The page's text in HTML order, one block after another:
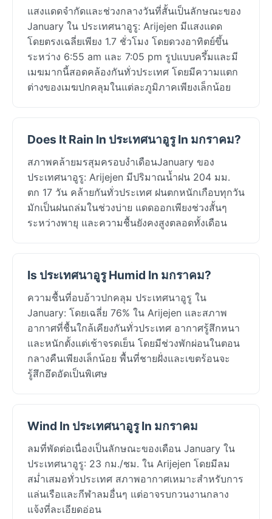
แสงแดดจำกัดและช่วงกลางวันที่สั้นเป็นลักษณะของ
January ใน ประเทศนาอูรู: Arijejen มีแสงแดด
โดยตรงเฉลี่ยเพียง 1.7 ชั่วโมง โดยดวงอาทิตย์ขึ้น
ระหว่าง 6:55 am และ 7:05 pm รูปแบบครึ้มและมี
เมฆมากนี้สอดคล้องกันทั่วประเทศ โดยมีความแตก
ต่างของเมฆปกคลุมในแต่ละภูมิภาคเพียงเล็กน้อย
Does It Rain In ประเทศนาอูรู In มกราคม?
สภาพคล้ายมรสุมครอบงำเดือนJanuary ของ
ประเทศนาอูรู: Arijejen มีปริมาณน้ำฝน 204 มม.
ตก 17 วัน คล้ายกันทั่วประเทศ ฝนตกหนักเกือบทุกวัน
มักเป็นฝนถล่มในช่วงบ่าย แดดออกเพียงช่วงสั้นๆ
ระหว่างพายุ และความชื้นยังคงสูงตลอดทั้งเดือน
Is ประเทศนาอูรู Humid In มกราคม?
ความชื้นที่อบอ้าวปกคลุม ประเทศนาอูรู ใน
January: โดยเฉลี่ย 76% ใน Arijejen และสภาพ
อากาศที่ชื้นใกล้เคียงกันทั่วประเทศ อากาศรู้สึกหนา
และหนักตั้งแต่เช้าจรดเย็น โดยมีช่วงพักผ่อนในตอน
กลางคืนเพียงเล็กน้อย พื้นที่ชายฝั่งและเขตร้อนจะ
รู้สึกอึดอัดเป็นพิเศษ
Wind In ประเทศนาอูรู In มกราคม
ลมที่พัดต่อเนื่องเป็นลักษณะของเดือน January ใน
ประเทศนาอูรู: 23 กม./ชม. ใน Arijejen โดยมีลม
สม่ำเสมอทั่วประเทศ สภาพอากาศเหมาะสำหรับการ
แล่นเรือและกีฬาลมอื่นๆ แต่อาจรบกวนงานกลาง
แจ้งที่ละเอียดอ่อน